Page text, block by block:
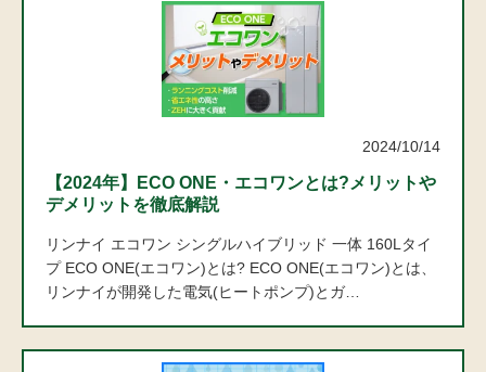
2024/10/14
【2024年】ECO ONE・エコワンとは?メリットや
デメリットを徹底解説
リンナイ エコワン シングルハイブリッド 一体 160Lタイ
プ ECO ONE(エコワン)とは? ECO ONE(エコワン)とは、
リンナイが開発した電気(ヒートポンプ)とガ…